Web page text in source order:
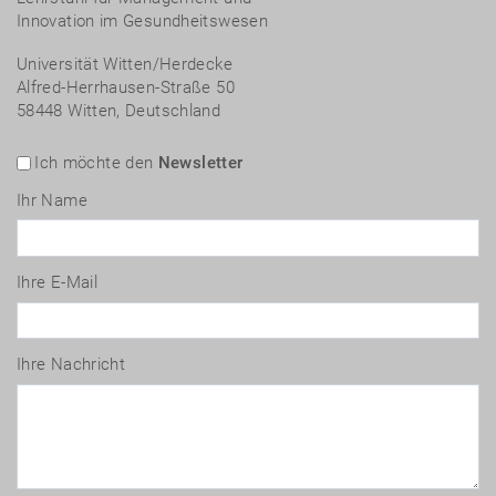
Innovation im Gesundheitswesen
Universität Witten/Herdecke
Alfred-Herrhausen-Straße 50
58448 Witten, Deutschland
Ich möchte den Newsletter
Ihr Name
Ihre E-Mail
Ihre Nachricht